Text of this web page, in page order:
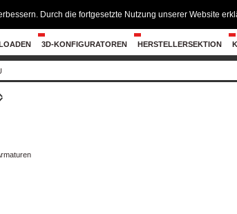
3D-KONFIGURATOREN HERSTELLERSEKTION
Durch die fortgesetzte Nutzung unserer Website